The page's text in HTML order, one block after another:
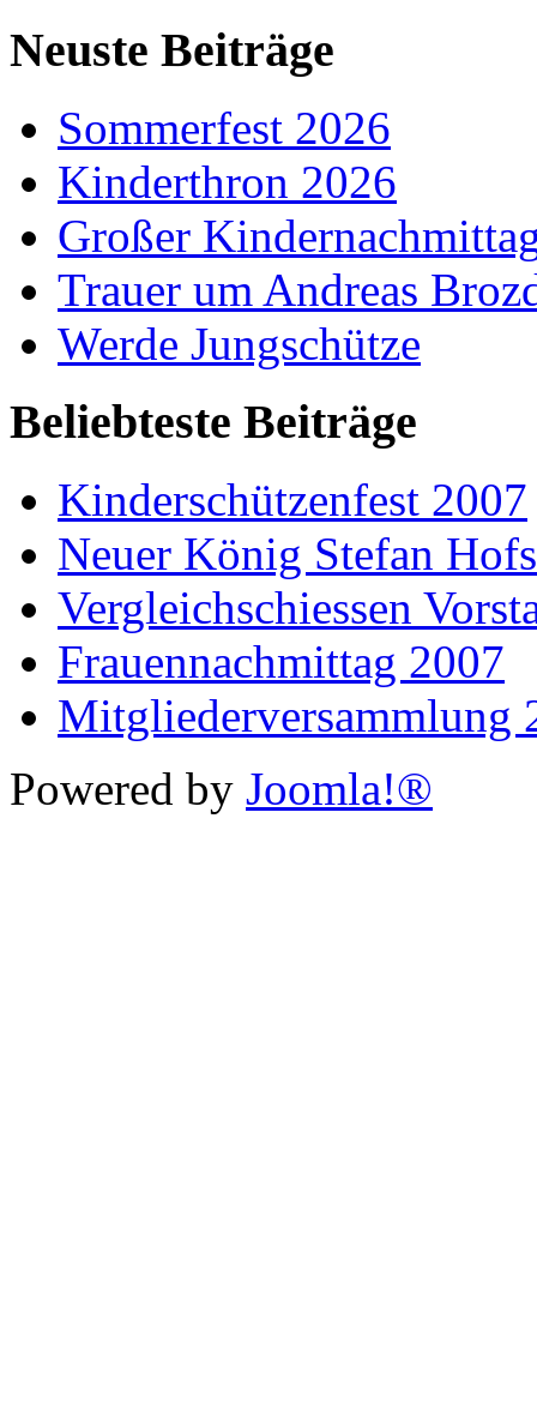
Neuste Beiträge
Sommerfest 2026
Kinderthron 2026
Großer
Trauer um Andreas
Werde Jungschütze
Beliebteste Beiträge
Kinderschützenfest 2007
Neuer König Stefan
Vergleichschiessen
Frauennachmittag 2007
Mitgliederversammlung
Powered by Joomla!®